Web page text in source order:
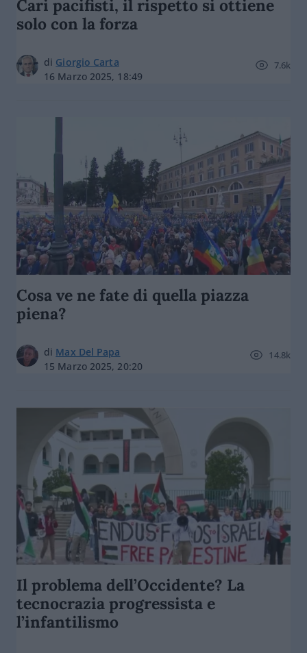
Cari pacifisti, il rispetto si ottiene
solo con la forza
di Giorgio Carta
16 Marzo 2025, 18:49
7.6k
Cosa ve ne fate di quella piazza
piena?
di Max Del Papa
15 Marzo 2025, 20:20
14.8k
Il problema dell’Occidente? La
tecnocrazia progressista e
l’infantilismo